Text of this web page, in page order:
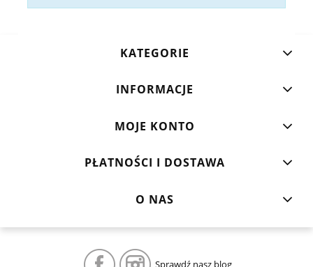
KATEGORIE
INFORMACJE
MOJE KONTO
PŁATNOŚCI I DOSTAWA
O NAS